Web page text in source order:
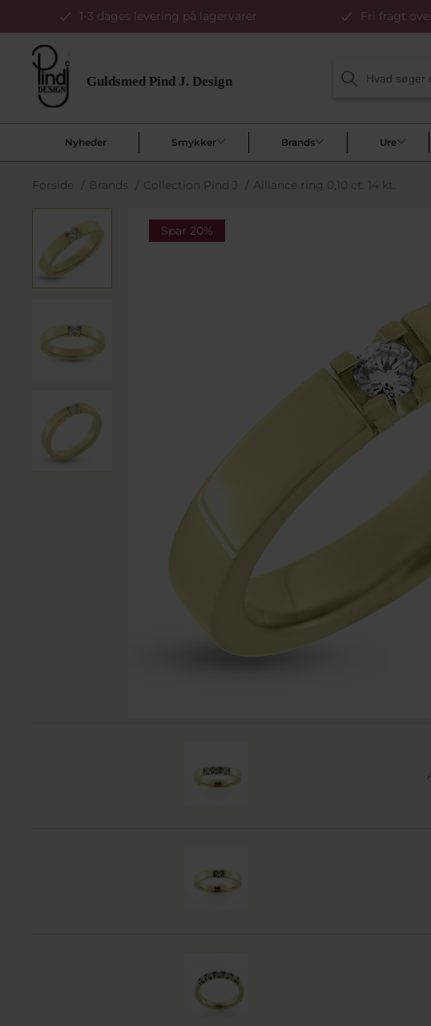
1-3 dages levering på lagervarer Fri fragt
Nyheder Smykker Brands Ure
Forside / Brands / Collection Pind J / Alliance ring 0,10 ct. 14 kt.
Spar 20%